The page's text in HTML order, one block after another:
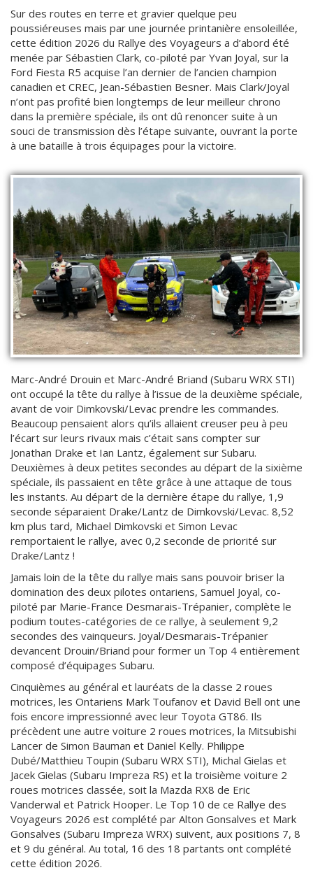
Sur des routes en terre et gravier quelque peu
poussiéreuses mais par une journée printanière ensoleillée,
cette édition 2026 du Rallye des Voyageurs a d’abord été
menée par Sébastien Clark, co-piloté par Yvan Joyal, sur la
Ford Fiesta R5 acquise l’an dernier de l’ancien champion
canadien et CREC, Jean-Sébastien Besner. Mais Clark/Joyal
n’ont pas profité bien longtemps de leur meilleur chrono
dans la première spéciale, ils ont dû renoncer suite à un
souci de transmission dès l’étape suivante, ouvrant la porte
à une bataille à trois équipages pour la victoire.
Marc-André Drouin et Marc-André Briand (Subaru WRX STI)
ont occupé la tête du rallye à l’issue de la deuxième spéciale,
avant de voir Dimkovski/Levac prendre les commandes.
Beaucoup pensaient alors qu’ils allaient creuser peu à peu
l’écart sur leurs rivaux mais c’était sans compter sur
Jonathan Drake et Ian Lantz, également sur Subaru.
Deuxièmes à deux petites secondes au départ de la sixième
spéciale, ils passaient en tête grâce à une attaque de tous
les instants. Au départ de la dernière étape du rallye, 1,9
seconde séparaient Drake/Lantz de Dimkovski/Levac. 8,52
km plus tard, Michael Dimkovski et Simon Levac
remportaient le rallye, avec 0,2 seconde de priorité sur
Drake/Lantz !
Jamais loin de la tête du rallye mais sans pouvoir briser la
domination des deux pilotes ontariens, Samuel Joyal, co-
piloté par Marie-France Desmarais-Trépanier, complète le
podium toutes-catégories de ce rallye, à seulement 9,2
secondes des vainqueurs. Joyal/Desmarais-Trépanier
devancent Drouin/Briand pour former un Top 4 entièrement
composé d’équipages Subaru.
Cinquièmes au général et lauréats de la classe 2 roues
motrices, les Ontariens Mark Toufanov et David Bell ont une
fois encore impressionné avec leur Toyota GT86. Ils
précèdent une autre voiture 2 roues motrices, la Mitsubishi
Lancer de Simon Bauman et Daniel Kelly. Philippe
Dubé/Matthieu Toupin (Subaru WRX STI), Michal Gielas et
Jacek Gielas (Subaru Impreza RS) et la troisième voiture 2
roues motrices classée, soit la Mazda RX8 de Eric
Vanderwal et Patrick Hooper. Le Top 10 de ce Rallye des
Voyageurs 2026 est complété par Alton Gonsalves et Mark
Gonsalves (Subaru Impreza WRX) suivent, aux positions 7, 8
et 9 du général. Au total, 16 des 18 partants ont complété
cette édition 2026.